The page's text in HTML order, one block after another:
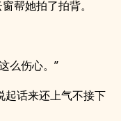
帮她拍了拍背。
么伤心。”
话来还上气不接下